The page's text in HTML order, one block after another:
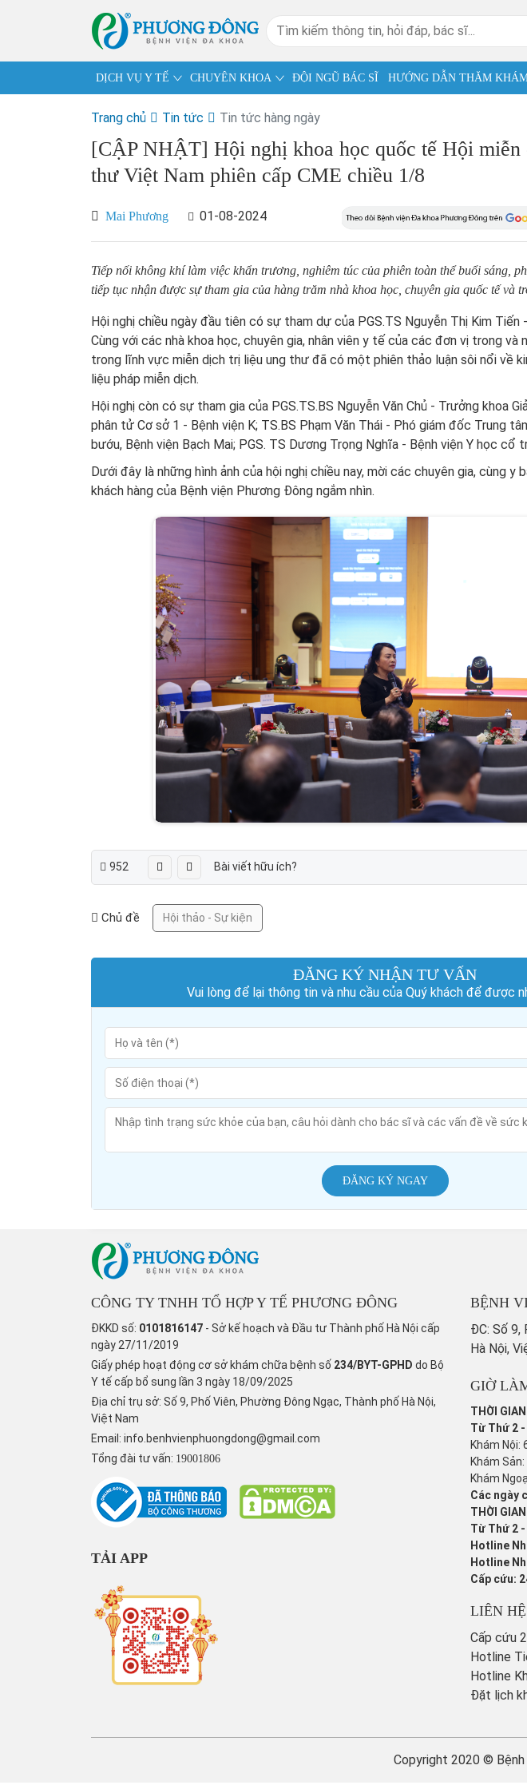
DỊCH VỤ Y TẾ CHUYÊN KHOA ĐỘI NGŨ BÁC SĨ HƯỚNG DẪN THĂM
Trang chủ Tin tức Tin tức hàng ngày
[CẬP NHẬT] Hội nghị khoa học quốc tế Hội
thư Việt Nam phiên cấp CME chiều 1/8
Mai Phương 01-08-2024
Tiếp nối không khí làm việc khẩn trương, nghiêm túc của phiên toàn thể buổi sáng,
tiếp tục nhận được sự tham gia của hàng trăm nhà khoa học, chuyên gia quốc tế và
Hội nghị chiều ngày đầu tiên có sự tham dự của PGS.TS Nguyễn Thị Kim Tiến
Cùng với các nhà khoa học, chuyên gia, nhân viên y tế của các đơn vị trong và
trong lĩnh vực miễn dịch trị liệu ung thư đã có một phiên thảo luận sôi nổi về
liệu pháp miễn dịch.
Hội nghị còn có sự tham gia của PGS.TS.BS Nguyễn Văn Chủ - Trưởng khoa
phân tử Cơ sở 1 - Bệnh viện K; TS.BS Phạm Văn Thái - Phó giám đốc Trung
bướu, Bệnh viện Bạch Mai; PGS. TS Dương Trọng Nghĩa - Bệnh viện Y học cổ
Dưới đây là những hình ảnh của hội nghị chiều nay, mời các chuyên gia, cùng y
khách hàng của Bệnh viện Phương Đông ngắm nhìn.
952 Bài viết hữu ích?
Chủ đề Hội thảo - Sự kiện
ĐĂNG KÝ NHẬN TƯ VẤN
Vui lòng để lại thông tin và nhu cầu của Quý khách để được
ĐĂNG KÝ NGAY
CÔNG TY TNHH TỔ HỢP Y TẾ PHƯƠNG ĐÔNG
ĐKKD số: 0101816147 - Sở kế hoạch và Đầu tư Thành phố Hà Nội cấp
ngày 27/11/2019
Giấy phép hoạt động cơ sở khám chữa bệnh số 234/BYT-GPHD do Bộ
Y tế cấp bổ sung lần 3 ngày 18/09/2025
Địa chỉ trụ sở: Số 9, Phố Viên, Phường Đông Ngạc, Thành phố Hà Nội,
Việt Nam
Email: info.benhvienphuongdong@gmail.com
Tổng đài tư vấn: 19001806
TẢI APP
BỆNH
ĐC: Số 9,
Hà Nội,
GIỜ
THỜI
Từ Thứ 2
Khám Nội:
Khám
Khám
Các ngày
THỜI
Từ Thứ 2 -
Hotline
Hotline
Cấp cứu:
LIÊN
Cấp cứu
Hotline
Hotline
Đặt lịch
Copyright 2020 ©